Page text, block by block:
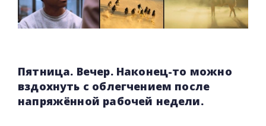
Пятница. Вечер. Наконец-то можно
вздохнуть с облегчением после
напряжённой рабочей недели.